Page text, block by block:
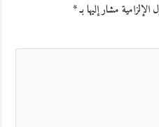
الإلزامية مشار إليها بـ*